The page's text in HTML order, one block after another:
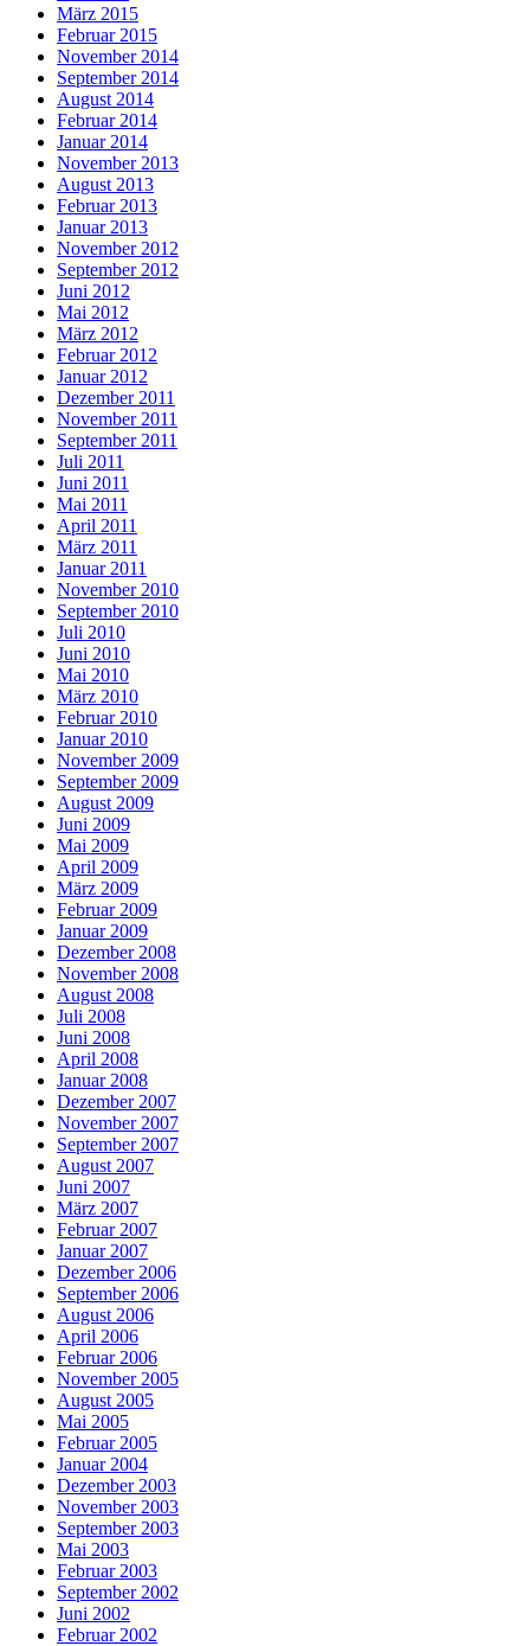
März 2015
Februar 2015
November 2014
September 2014
August 2014
Februar 2014
Januar 2014
November 2013
August 2013
Februar 2013
Januar 2013
November 2012
September 2012
Juni 2012
Mai 2012
März 2012
Februar 2012
Januar 2012
Dezember 2011
November 2011
September 2011
Juli 2011
Juni 2011
Mai 2011
April 2011
März 2011
Januar 2011
November 2010
September 2010
Juli 2010
Juni 2010
Mai 2010
März 2010
Februar 2010
Januar 2010
November 2009
September 2009
August 2009
Juni 2009
Mai 2009
April 2009
März 2009
Februar 2009
Januar 2009
Dezember 2008
November 2008
August 2008
Juli 2008
Juni 2008
April 2008
Januar 2008
Dezember 2007
November 2007
September 2007
August 2007
Juni 2007
März 2007
Februar 2007
Januar 2007
Dezember 2006
September 2006
August 2006
April 2006
Februar 2006
November 2005
August 2005
Mai 2005
Februar 2005
Januar 2004
Dezember 2003
November 2003
September 2003
Mai 2003
Februar 2003
September 2002
Juni 2002
Februar 2002